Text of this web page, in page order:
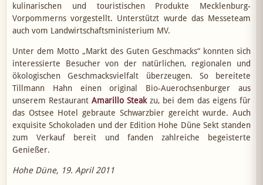
kulinarischen und touristischen Produkte Mecklenburg-
Vorpommerns vorgestellt. Unterstützt wurde das Messeteam
auch vom Landwirtschaftsministerium MV.
Unter dem Motto „Markt des Guten Geschmacks“ konnten sich
interessierte Besucher von der natürlichen, regionalen und
ökologischen Geschmacksvielfalt überzeugen. So bereitete
Tillmann Hahn einen original Bio-Auerochsenburger aus
unserem Restaurant Amarillo Steakzu, bei dem das eigens für
das Ostsee Hotel gebraute Schwarzbier gereicht wurde. Auch
exquisite Schokoladen und der Edition Hohe Düne Sekt standen
zum Verkauf bereit und fanden zahlreiche begeisterte
Genießer.
Hohe Düne, 19. April 2011